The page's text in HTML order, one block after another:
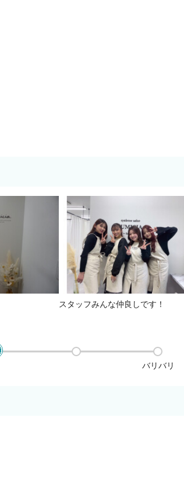
スタッフみんな仲良しです！
バリバリ